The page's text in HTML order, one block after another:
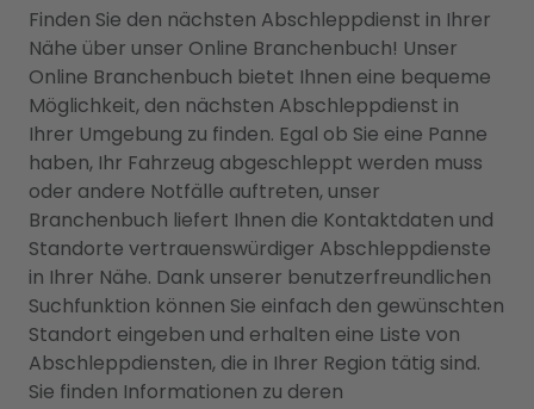
Finden Sie den nächsten Abschleppdienst in Ihrer
Nähe über unser Online Branchenbuch! Unser
Online Branchenbuch bietet Ihnen eine bequeme
Möglichkeit, den nächsten Abschleppdienst in
Ihrer Umgebung zu finden. Egal ob Sie eine Panne
haben, Ihr Fahrzeug abgeschleppt werden muss
oder andere Notfälle auftreten, unser
Branchenbuch liefert Ihnen die Kontaktdaten und
Standorte vertrauenswürdiger Abschleppdienste
in Ihrer Nähe. Dank unserer benutzerfreundlichen
Suchfunktion können Sie einfach den gewünschten
Standort eingeben und erhalten eine Liste von
Abschleppdiensten, die in Ihrer Region tätig sind.
Sie finden Informationen zu deren